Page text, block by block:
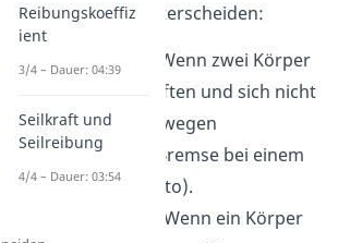
Reibungsarten unterscheiden:
Haftreibung
Wenn zwei Körper
aneinander haften und sich nicht
zueinander bewegen
(angezogene Bremse bei einem
parkendem Auto).
Wenn ein Körper
Reibungskoeffiz
ient
3/4 – Dauer: 04:39
Seilkraft und
Seilreibung
4/4 – Dauer: 03:54